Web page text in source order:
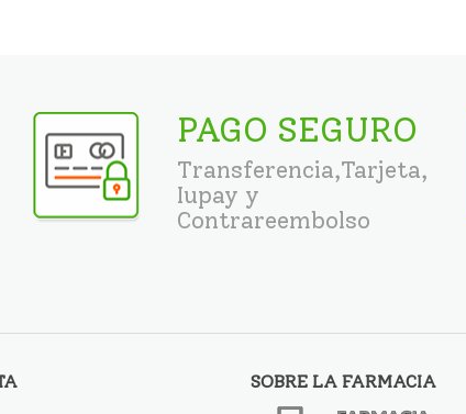
PAGO SEGURO
Transferencia,Tarjeta,
Iupay y
Contrareembolso
SOBRE LA FARMACIA